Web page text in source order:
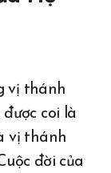
vị thánh
coi là
vị thánh
đời của